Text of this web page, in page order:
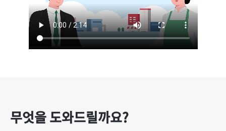
무엇을 도와드릴까요?